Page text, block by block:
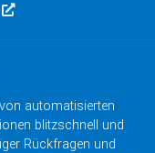
automatisierten
blitzschnell und
Rückfragen und